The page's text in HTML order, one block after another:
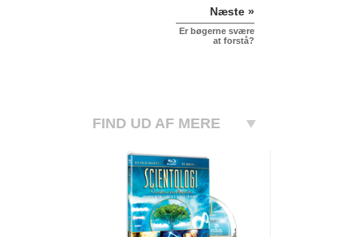
Næste »
Er bøgerne svære
at forstå?
FIND UD AF MERE